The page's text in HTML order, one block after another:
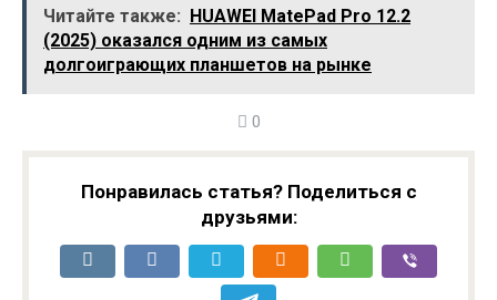
FreeBuds 6 с двумя
драйверами и
Lossless Audio
Buds Wireless 5 ANC
Читайте также: HUAWEI MatePad Pro 12.2
(2025) оказался одним из самых
долгоиграющих планшетов на рынке
0
Понравилась статья? Поделиться с
друзьями: